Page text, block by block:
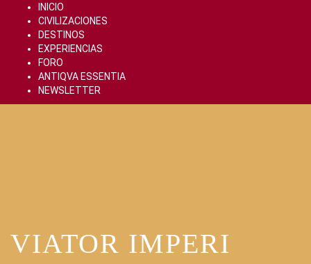
content
INICIO
CIVILIZACIONES
DESTINOS
EXPERIENCIAS
FORO
ANTIQVA ESSENTIA
NEWSLETTER
VIATOR IMPERI